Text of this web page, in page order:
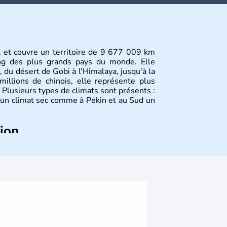
et couvre un territoire de 9 677 009 km
des plus grands pays du monde. Elle
désert de Gobi à l'Himalaya, jusqu'à la
de chinois, elle représente plus
types de climats sont présents :
climat sec comme à Pékin et au Sud un